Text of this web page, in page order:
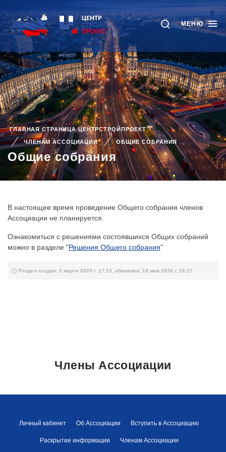
МЕНЮ
ГЛАВНАЯ СТРАНИЦА ЦЕНТРСТРОЙПРОЕКТ
ЧЛЕНАМ АССОЦИАЦИИ ОБЩИЕ СОБРАНИЯ
Общие собрания
В настоящее время проведение Общего собрания членов
Ассоциации не планируется.
Ознакомиться с решениями состоявшихся Общих собраний
можно в разделе "Решения Общего собрания"
Раздел создан: 2 марта 2020 г. 17:13, обновлен: 18 мая 2026 г. 16:17
Члены Ассоциации
Личный кабинет Об Ассоциации Вступить в Ассоциацию
Раскрытие информации Членам Ассоциации